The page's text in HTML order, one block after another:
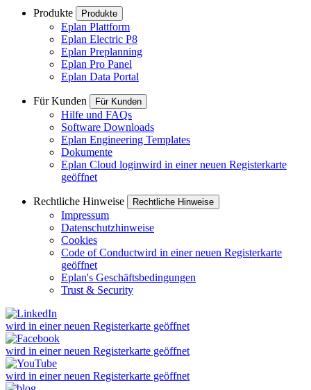
Produkte Produkte
Eplan Plattform
Eplan Electric P8
Eplan Preplanning
Eplan Pro Panel
Eplan Data Portal
Für Kunden Für Kunden
Hilfe und FAQs
Software Downloads
Eplan Engineering Templates
Dokumente
Eplan Cloud loginwird in einer neuen Registerkarte
geöffnet
Rechtliche Hinweise Rechtliche Hinweise
Impressum
Datenschutzhinweise
Cookies
Code of Conductwird in einer neuen Registerkarte
geöffnet
Eplan's Geschäftsbedingungen
Trust & Security
wird in einer neuen Registerkarte geöffnet
wird in einer neuen Registerkarte geöffnet
wird in einer neuen Registerkarte geöffnet